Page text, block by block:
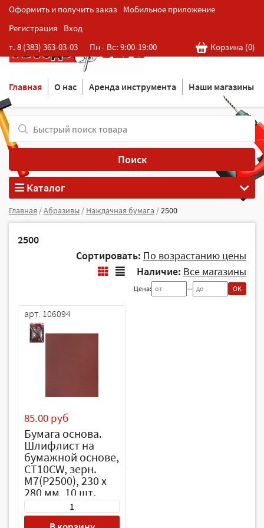
Оформить и получить заказ Мобильное приложение
Регистрация
Вход
т. 8 (383) 363-03-03
Пн - Вс: 9:00-19:00 Корзина (0)
Розничная cеть магазинов
в Новосибирске
Главная О нас Аренда инструмента Наши магазины
Поиск
Каталог
Главная /Абразивы / Наждачная бумага /2500
2500
Сортировать: По возрастанию цены
Наличие: Все магазины
Цена: — OK
арт. 106094
85.00 руб
Бумага основа.
Шлифлист на
бумажной основе,
CT10CW, зерн.
М7(P2500), 230 х
280 мм, 10 шт.,
водост. (БАЗ)//
Россия